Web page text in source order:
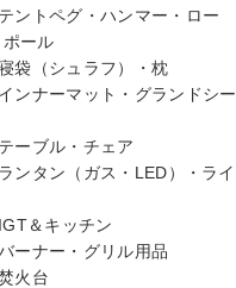
テントペグ・ハンマー・ロー
ポール
袋（シュラフ）・枕
インナーマット・グランドシー
テーブル・チェア
ランタン（ガス・LED）・ライ
IGT＆キッチン
ーナー・グリル用品
火台